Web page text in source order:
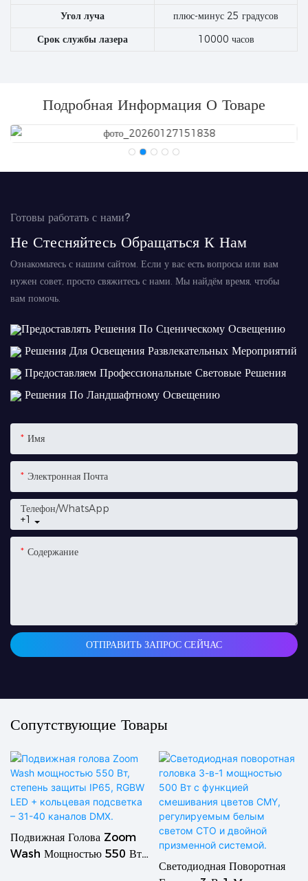
Угол луча
плюс-минус 25 градусов
Срок службы лазера
10000 часов
Подробная Информация О Товаре
Готовы работать с нами?
Не Стесняйтесь Обращаться К Нам
Ознакомьтесь с нашим сайтом. Если у вас есть вопросы или вам
нужен совет, просто свяжитесь с нами. Мы найдём время, чтобы
вам помочь.
Предоставлять Решения По Сценическому Освещению
Решения Для Освещения Развлекательных Мероприятий
Предоставляем Профессиональные Световые Решения
Решения По Ландшафтному Освещению
Имя
Электронная Почта
+1
Телефон/WhatsApp
Содержание
ОТПРАВИТЬ ЗАПРОС СЕЙЧАС
Сопутствующие Товары
Подвижная Голова Zoom
Wash Мощностью 550 Вт,
Светодиодная Поворотная